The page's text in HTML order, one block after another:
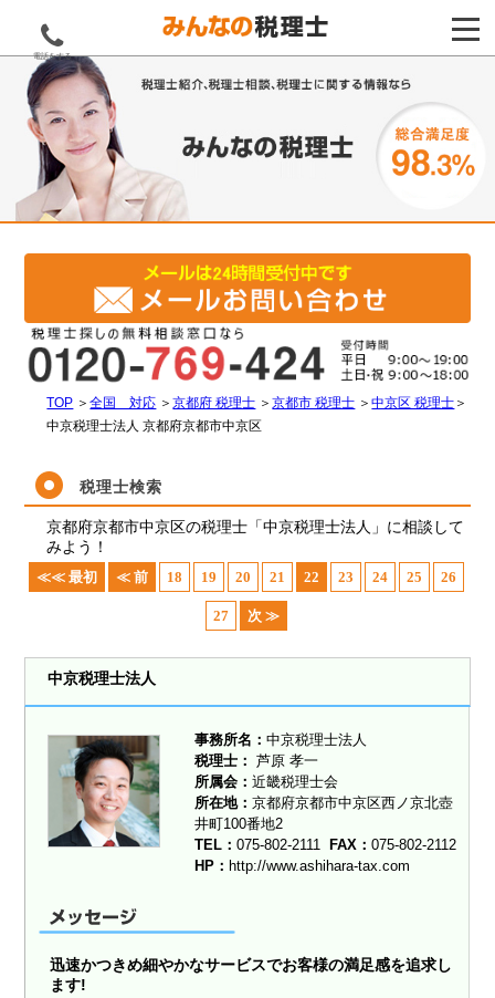
電話をする
TOP ＞全国 対応 ＞京都府 税理士 ＞京都市 税理士 ＞中京区 税理士 ＞
中京税理士法人 京都府京都市中京区
税理士検索
京都府京都市中京区の税理士「中京税理士法人」に相談して
みよう！
≪≪ 最初 ≪ 前 18 19 20 21 22 23 24 25 26
27 次 ≫
中京税理士法人
事務所名： 中京税理士法人
税理士： 芦原 孝一
所属会： 近畿税理士会
所在地： 京都府京都市中京区西ノ京北壺
井町100番地2
TEL： 075-802-2111 FAX： 075-802-2112
HP： http://www.ashihara-tax.com
迅速かつきめ細やかなサービスでお客様の満足感を追求し
ます!